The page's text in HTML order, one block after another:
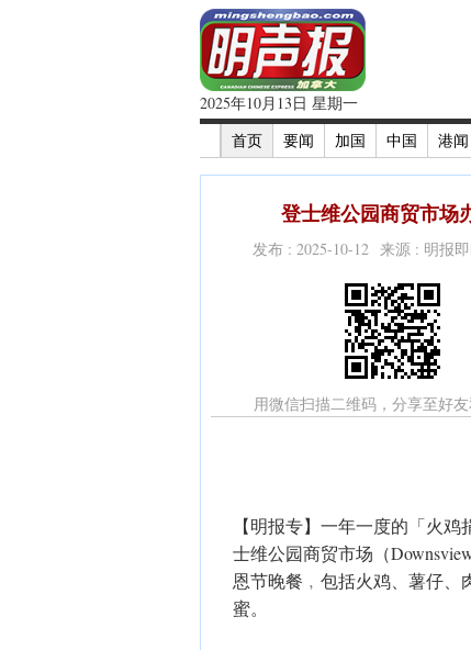
2025年10月13日 星期一
首页
要闻 加国 中国 港闻
登士维公园商贸市场
发布 : 2025-10-12 来源 : 明报
用微信扫描二维码，分享至好
【明报专】一年一度的「火
士维公园商贸市场（
恩节晚餐﹐包括火鸡、薯仔
蜜。